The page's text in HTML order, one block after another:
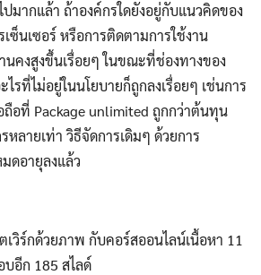
มากแล้า ถ้าองค์กรใดยังอยู่กับแนวคิดของ
ซ็นเซอร์ หรือการติดตามการใช้งาน
นคงสูงขึ้นเรื่อยๆ ในขณะที่ช่องทางของ
รที่ไม่อยู่ในนโยบายก็ถูกลงเรื่อยๆ เช่นการ
อที่ Package unlimited ถูกกว่าต้นทุน
หลายเท่า วิธีจัดการเดิมๆ ด้วยการ
ดอายุลงแล้ว
เวิร์กด้วยภาพ กับคอร์สออนไลน์เนื้อหา 11
อีก 185 สไลด์